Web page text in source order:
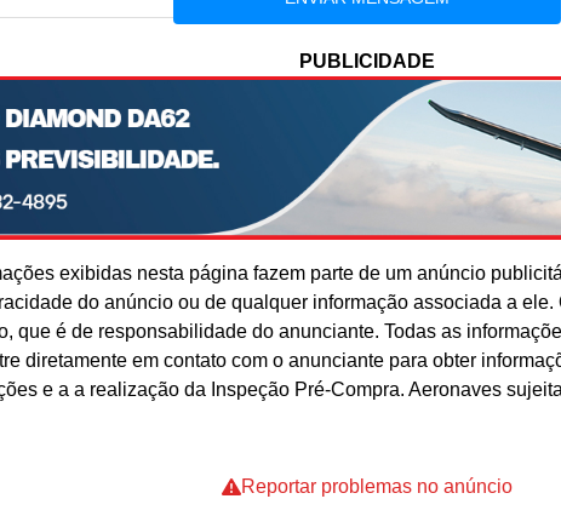
PUBLICIDADE
exibidas nesta página fazem parte de um anúncio
do anúncio ou de qualquer informação associada a
que é de responsabilidade do anunciante. Todas as
diretamente em contato com o anunciante para obter
e a a realização da Inspeção Pré-Compra. Aeronaves
Reportar problemas no anúncio